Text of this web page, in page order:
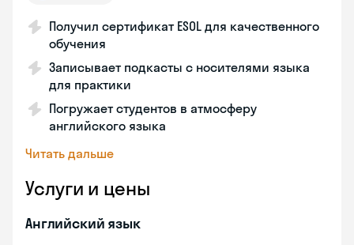
Получил сертификат ESOL для качественного
обучения
Записывает подкасты с носителями языка
для практики
Погружает студентов в атмосферу
английского языка
Читать дальше
Услуги и цены
Английский язык